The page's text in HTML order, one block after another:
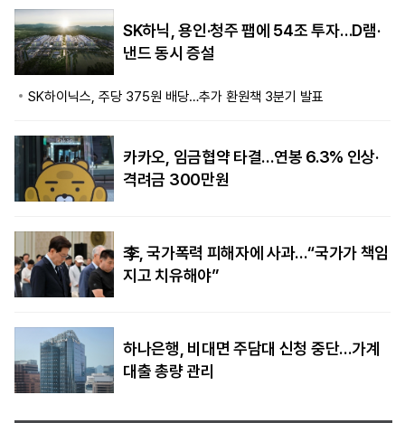
SK하닉, 용인·청주 팹에 54조 투자…D램·
낸드 동시 증설
SK하이닉스, 주당 375원 배당…추가 환원책 3분기 발표
카카오, 임금협약 타결…연봉 6.3% 인상·
격려금 300만원
李, 국가폭력 피해자에 사과…“국가가 책임
지고 치유해야”
하나은행, 비대면 주담대 신청 중단…가계
대출 총량 관리